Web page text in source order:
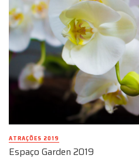
ATRAÇÕES 2019
Espaço Garden 2019